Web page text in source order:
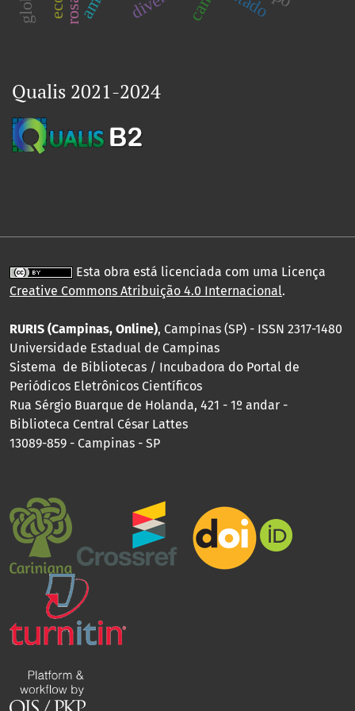
Qualis 2021-2024
Esta obra está licenciada com uma Licença
Creative Commons Atribuição 4.0 Internacional.
RURIS (Campinas, Online), Campinas (SP) - ISSN 2317-1480
Universidade Estadual de Campinas
Sistema de Bibliotecas / Incubadora do Portal de
Periódicos Eletrônicos Científicos
Rua Sérgio Buarque de Holanda, 421 - 1º andar -
Biblioteca Central César Lattes
13089-859 - Campinas - SP